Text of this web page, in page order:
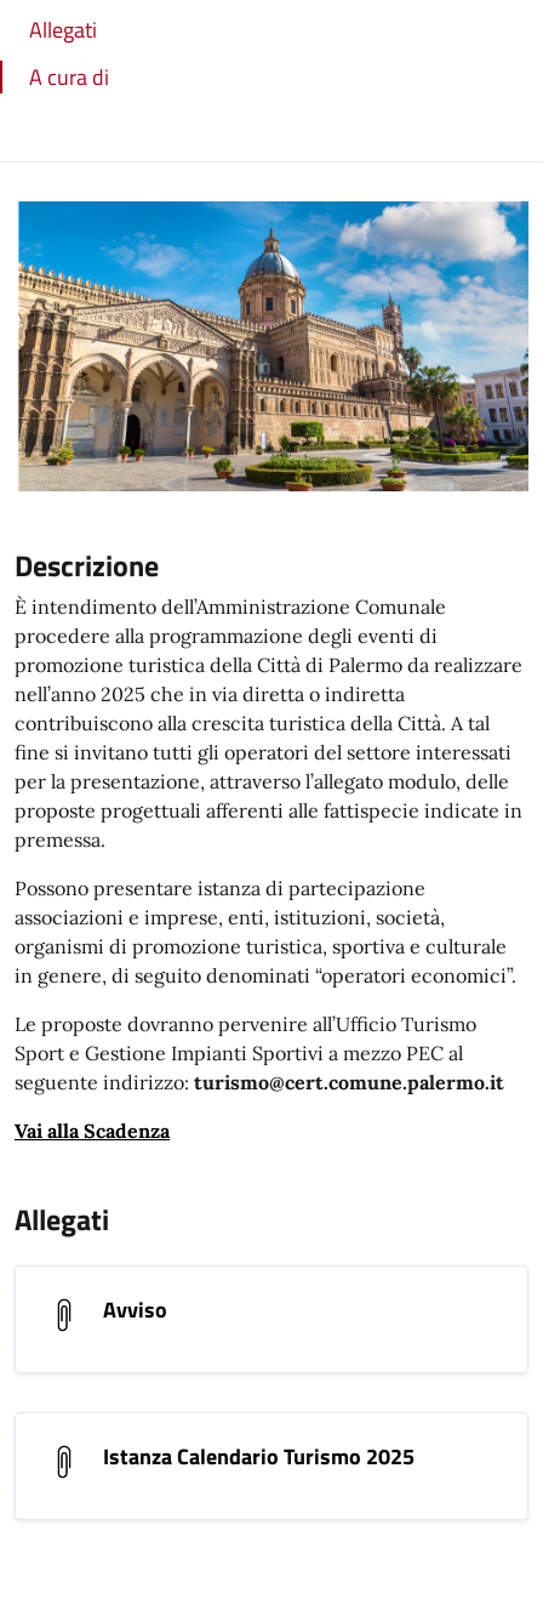
Allegati
A cura di
Descrizione
È intendimento dell’Amministrazione Comunale
procedere alla programmazione degli eventi di
promozione turistica della Città di Palermo da realizzare
nell’anno 2025 che in via diretta o indiretta
contribuiscono alla crescita turistica della Città. A tal
fine si invitano tutti gli operatori del settore interessati
per la presentazione, attraverso l’allegato modulo, delle
proposte progettuali afferenti alle fattispecie indicate in
premessa.
Possono presentare istanza di partecipazione
associazioni e imprese, enti, istituzioni, società,
organismi di promozione turistica, sportiva e culturale
in genere, di seguito denominati “operatori economici”.
Le proposte dovranno pervenire all’Ufficio Turismo
Sport e Gestione Impianti Sportivi a mezzo PEC al
seguente indirizzo: turismo@cert.comune.palermo.it
Vai alla Scadenza
Allegati
Avviso
Istanza Calendario Turismo 2025